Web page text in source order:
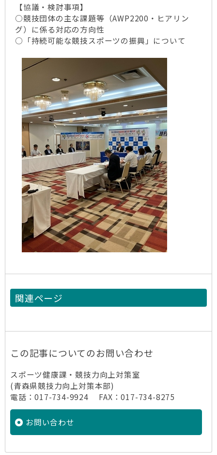
【協議・検討事項】
○競技団体の主な課題等（AWP2200・ヒアリン
グ）に係る対応の方向性
○「持続可能な競技スポーツの振興」について
関連ページ
この記事についてのお問い合わせ
スポーツ健康課・競技力向上対策室
(青森県競技力向上対策本部)
電話：017-734-9924 FAX：017-734-8275
お問い合わせ